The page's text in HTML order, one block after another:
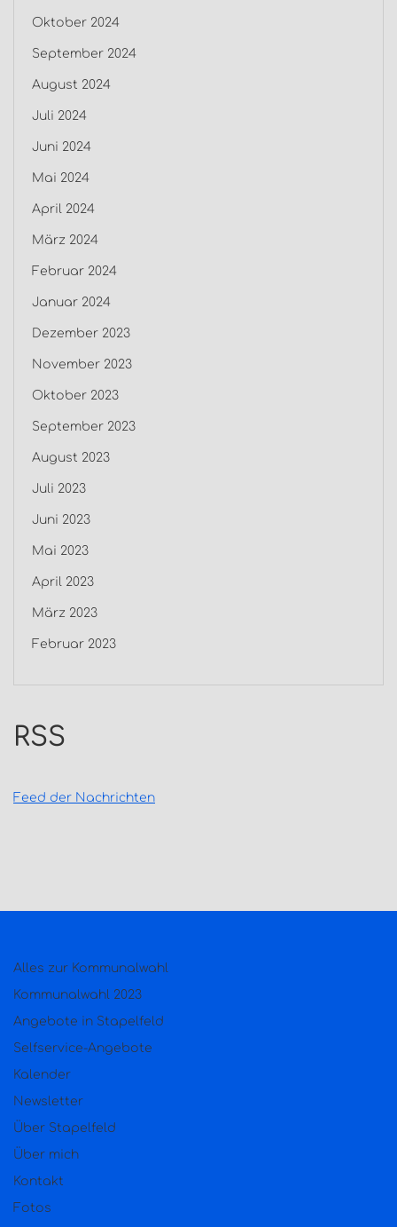
Oktober 2024
September 2024
August 2024
Juli 2024
Juni 2024
Mai 2024
April 2024
März 2024
Februar 2024
Januar 2024
Dezember 2023
November 2023
Oktober 2023
September 2023
August 2023
Juli 2023
Juni 2023
Mai 2023
April 2023
März 2023
Februar 2023
RSS
Feed der Nachrichten
Alles zur Kommunalwahl
Kommunalwahl 2023
Angebote in Stapelfeld
Selfservice-Angebote
Kalender
Newsletter
Über Stapelfeld
Über mich
Kontakt
Fotos